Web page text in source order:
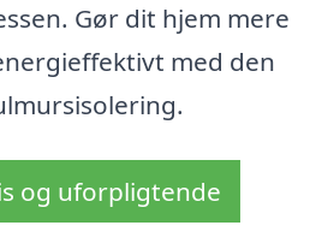
Gør dit hjem mere
med den
og uforpligtende